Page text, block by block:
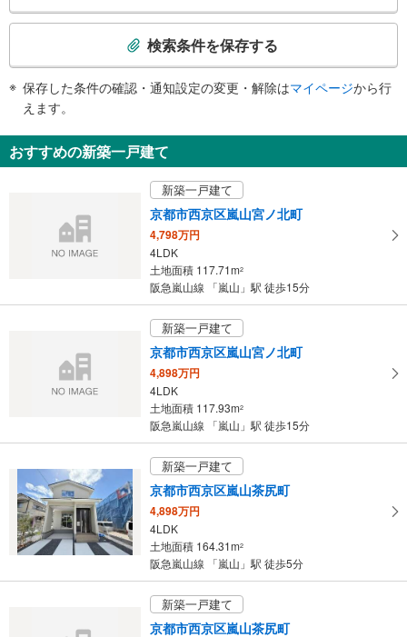
その他
検
知
を
す
る
検索条件を保存する
保存した条件の確認・通知設定の変更・解除はマイページから行
えます。
おすすめの新築一戸建て
新築一戸建て
京都市西京区嵐山宮ノ北町
4,798万円
4LDK
土地面積 117.71m2
阪急嵐山線 「嵐山」駅 徒歩15分
新築一戸建て
京都市西京区嵐山宮ノ北町
4,898万円
4LDK
土地面積 117.93m2
阪急嵐山線 「嵐山」駅 徒歩15分
新築一戸建て
京都市西京区嵐山茶尻町
4,898万円
4LDK
土地面積 164.31m2
阪急嵐山線 「嵐山」駅 徒歩5分
新築一戸建て
京都市西京区嵐山茶尻町